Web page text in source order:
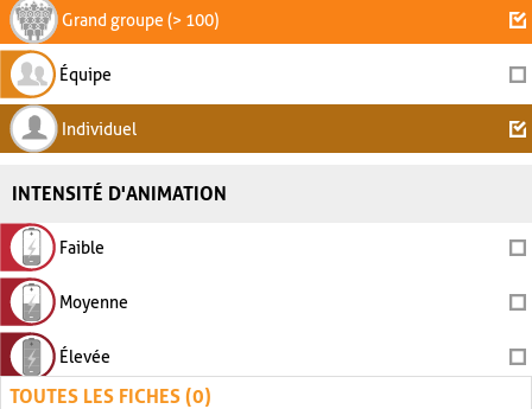
Grand groupe (> 100)
Équipe
Individuel
INTENSITÉ D'ANIMATION
Faible
Moyenne
Élevée
TOUTES LES FICHES (0)